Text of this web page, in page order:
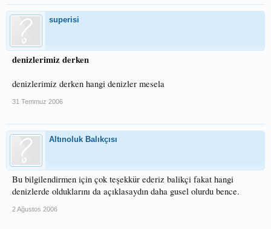
superisi
denizlerimiz derken
denizlerimiz derken hangi denizler mesela
31 Temmuz 2006
Altınoluk Balıkçısı
Bu bilgilendirmen için çok teşekkür ederiz balikçi fakat hangi
denizlerde olduklarını da açıklasaydın daha gusel olurdu bence.
2 Ağustos 2006